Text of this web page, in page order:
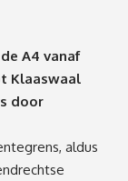
A4 vanaf
Klaaswaal
door
aldus